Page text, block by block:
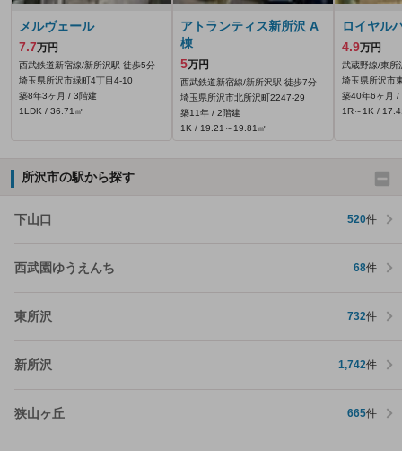
メルヴェール
7.7万円
西武鉄道新宿線/新所沢駅 徒歩5分
埼玉県所沢市緑町4丁目4-10
築8年3ヶ月 / 3階建
1LDK / 36.71㎡
アトランティス新所沢 A
棟
5万円
西武鉄道新宿線/新所沢駅 徒歩7分
埼玉県所沢市北所沢町2247‐29
築11年 / 2階建
1K / 19.21～19.81㎡
ロイヤル
4.9万円
武蔵野線/東所
埼玉県所沢市
築40年6ヶ月 /
1R～1K /
所沢市の駅から探す
下山口 520件
西武園ゆうえんち 68件
東所沢 732件
新所沢 1,742件
狭山ヶ丘 665件